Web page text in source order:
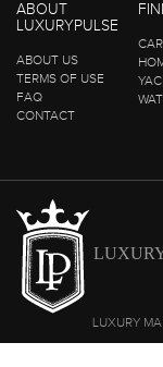
ABOUT
LUXURYPULSE
ABOUT US
TERMS OF USE
FAQ
CONTACT
LUXURY